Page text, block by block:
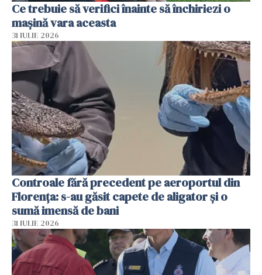
Ce trebuie să verifici înainte să închiriezi o
mașină vara aceasta
31 IULIE 2026
Controale fără precedent pe aeroportul din
Florența: s-au găsit capete de aligator și o
sumă imensă de bani
31 IULIE 2026